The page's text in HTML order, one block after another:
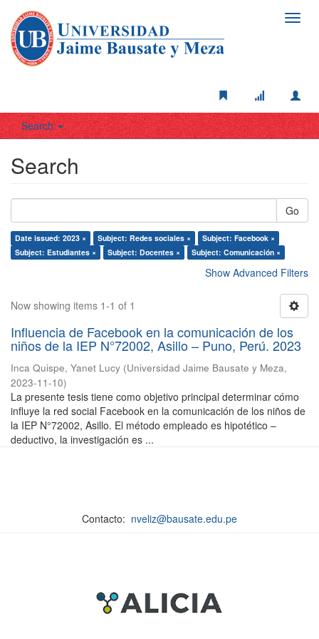
Search
Search
Go
Date issued: 2023 × Subject: Redes sociales ×
Subject: Facebook ×
Subject: Estudiantes ×
Subject: Docentes × Subject: Comunicación ×
Show Advanced Filters
Now showing items 1-1 of 1
Influencia de Facebook en la comunicación de los
niños de la IEP N°72002, Asillo – Puno, Perú. 2023
Inca Quispe, Yanet Lucy (Universidad Jaime Bausate y Meza,
2023-11-10)
La presente tesis tiene como objetivo principal determinar cómo
influye la red social Facebook en la comunicación de los niños de
la IEP N°72002, Asillo. El método empleado es hipotético –
deductivo, la investigación es ...
Contacto: nveliz@bausate.edu.pe